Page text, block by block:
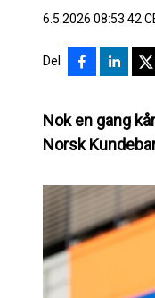
6.5.2026 08:53:42
Del
Nok en gang
Norsk